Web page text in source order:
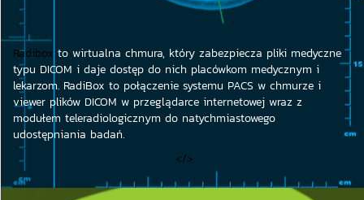
Radibox to wirtualna chmura, który zabezpiecza pliki medyczne
typu DICOM i daje dostęp do nich placówkom medycznym i
lekarzom. RadiBox to połączenie systemu PACS w chmurze i
viewer plików DICOM w przeglądarce internetowej wraz z
modułem teleradiologicznym do natychmiastowego
udostępniania badań.
</>